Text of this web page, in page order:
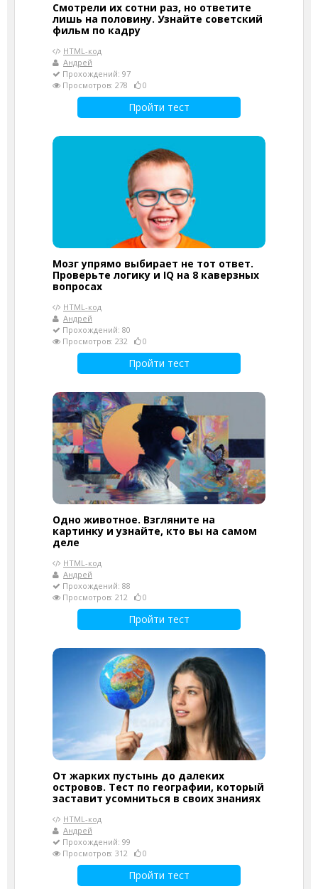
Смотрели их сотни раз, но ответите
лишь на половину. Узнайте советский
фильм по кадру
HTML-код
Андрей
Прохождений: 97
Просмотров: 278
0
Пройти тест
Мозг упрямо выбирает не тот ответ.
Проверьте логику и IQ на 8 каверзных
вопросах
HTML-код
Андрей
Прохождений: 80
Просмотров: 232
0
Пройти тест
Одно животное. Взгляните на
картинку и узнайте, кто вы на самом
деле
HTML-код
Андрей
Прохождений: 88
Просмотров: 212
0
Пройти тест
От жарких пустынь до далеких
островов. Тест по географии, который
заставит усомниться в своих знаниях
HTML-код
Андрей
Прохождений: 99
Просмотров: 312
0
Пройти тест